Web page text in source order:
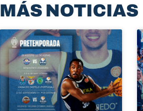
MÁS NOTICIAS